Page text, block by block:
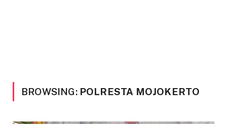
BROWSING: POLRESTA MOJOKERTO